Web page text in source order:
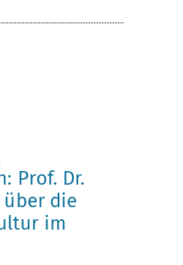
Prof. Dr.
über die
im